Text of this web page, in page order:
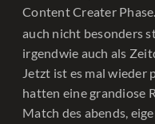
Content Creater
auch nicht besonders
irgendwie auch als
Jetzt ist es mal wieder
hatten eine grandiose
Match des abends,